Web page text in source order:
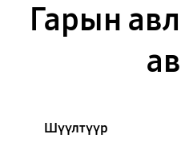
Гарын
Шүүлтүүр